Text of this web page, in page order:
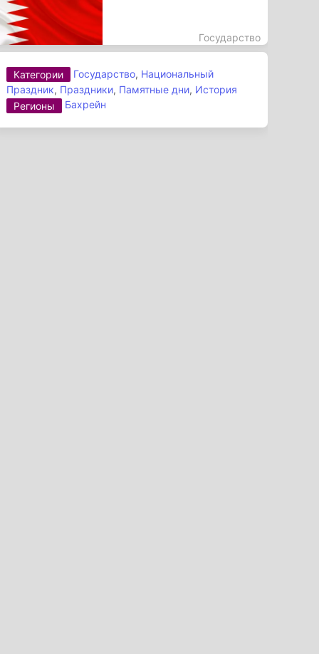
Государство
Категории Государство, Национальный
Праздник, Праздники, Памятные дни, История
Регионы
Бахрейн